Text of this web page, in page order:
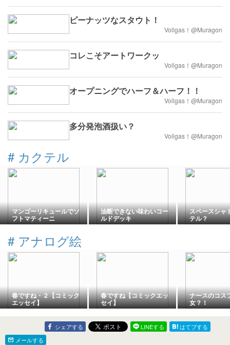
ピーナッツなスタウト！
Vollgas！@Muragon
コレこそアートワークッ
Vollgas！@Muragon
オープニングでハーフ＆ハーフ！！
Vollgas！@Muragon
多分発泡酒扱い？
Vollgas！@Muragon
# カクテル
マンゴーリキュールでソ
フトマティーニ
油断できない味わいコー
ルドデッキ
スペースシャ
テル？
# アナログ絵
春ですね・２【コミック
エッセイ】
春ですね【コミックエッ
セイ】
ナースのコス
女？！
シェアする LINEする
はてブする
メールする